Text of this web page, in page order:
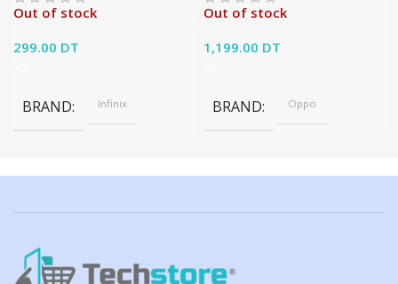
Out of stock
299.00 DT
BRAND Infinix
Out of stock
1,199.00 DT
BRAND Oppo